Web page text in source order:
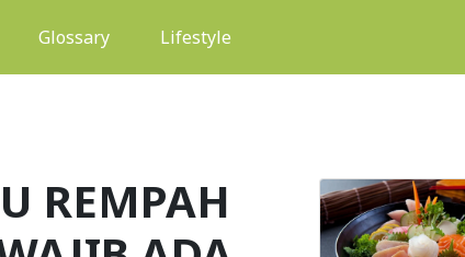
(current)Glossary Lifestyle
REMPAH